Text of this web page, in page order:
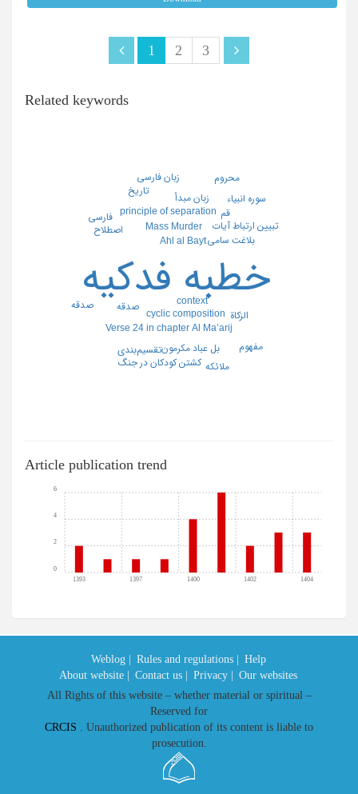
1 2 3
Related keywords
خطبه فدکیه
Ahl al Bayt
context
cyclic composition
Mass Murder
principle of separation
Verse 24 in chapter Al Ma’arij
بل عباد مکرمون
بلاغت سامی
تبیین ارتباط آیات
زبان مبدأ
صدقه
کشتن کودکان در جنگ
اصطلاح
الزکاة
تاریخ
تقسیم‌بندی
زبان فارسی
سوره انبیاء
صدقه
فارسی قم
محروم
مفهوم
ملائکه
Article publication trend
1393 1397 1400 1402 1404
0
2
4
6
Weblog | Rules and regulations |
Help
About website |
Contact us | Privacy |
Our websites
All Rights of this website – whether material or spiritual –
Reserved for
CRCIS . Unauthorized publication of its content is liable to
prosecution.